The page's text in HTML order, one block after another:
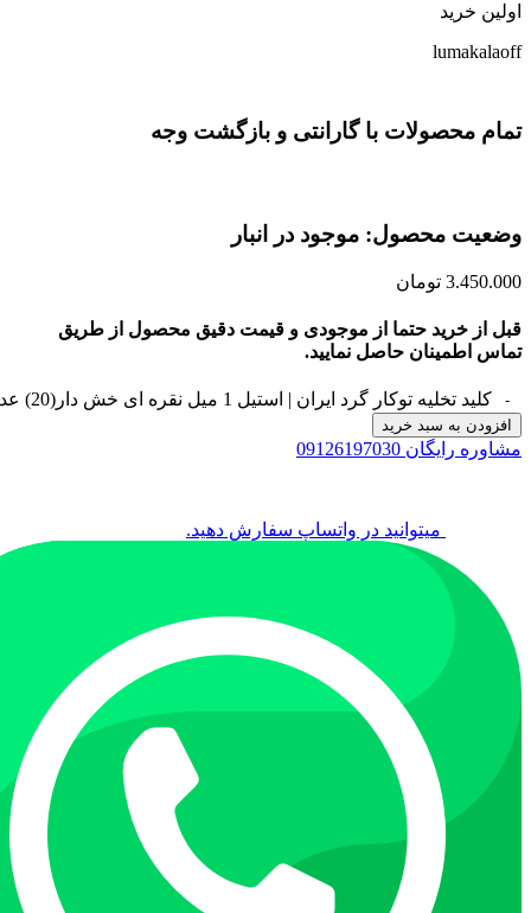
اولین خرید
lumakalaoff
تمام محصولات با گارانتی و بازگشت وجه
وضعیت محصول: موجود در انبار
3.450.000 تومان
قبل از خرید حتما از موجودی و قیمت دقیق محصول از طریق
تماس اطمینان حاصل نمایید.
کلید تخلیه توکار گرد ایران | استیل 1 میل نقره ای خش دار(20) عدد
افزودن به سبد خرید
مشاوره رایگان 09126197030
میتوانید در واتساپ سفارش دهید.